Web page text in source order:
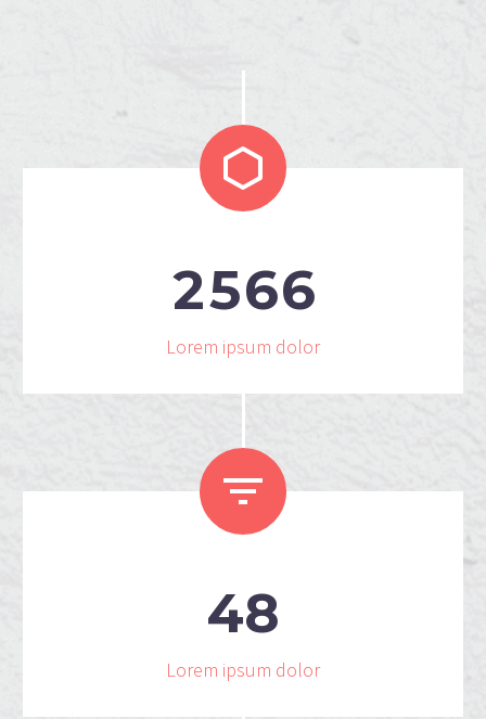


2566
Lorem ipsum dolor


48
Lorem ipsum dolor